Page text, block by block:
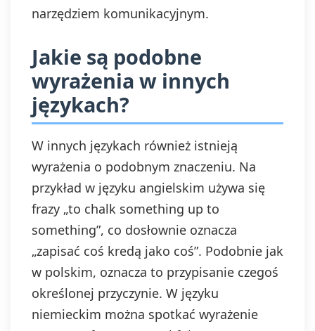
narzędziem komunikacyjnym.
Jakie są podobne
wyrażenia w innych
językach?
W innych językach również istnieją
wyrażenia o podobnym znaczeniu. Na
przykład w języku angielskim używa się
frazy „to chalk something up to
something”, co dosłownie oznacza
„zapisać coś kredą jako coś”. Podobnie jak
w polskim, oznacza to przypisanie czegoś
określonej przyczynie. W języku
niemieckim można spotkać wyrażenie